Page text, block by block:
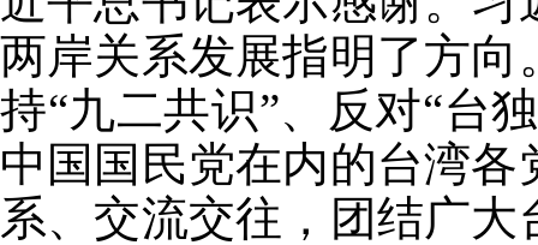
两岸关系发展指明了方
持“九二共识”、反对“台
中国国民党在内的台湾
系、交流交往，团结广